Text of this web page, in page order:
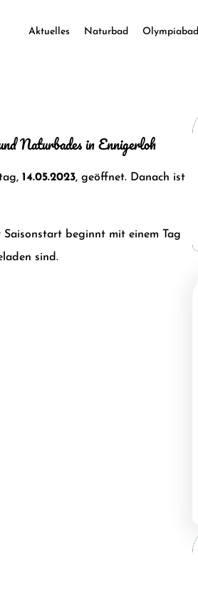
Aktuelles Naturbad Olympiabad
Naturbades in Ennigerloh
14.05.2023, geöffnet. Danach ist
beginnt mit einem Tag
sind.